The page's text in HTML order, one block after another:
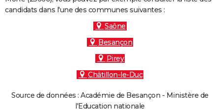
FORUM
candidats dans l'une des communes suivantes :
Saône
Besançon
Pirey
Châtillon-le-Duc
Source de données : Académie de Besançon - Ministère de
l'Education nationale